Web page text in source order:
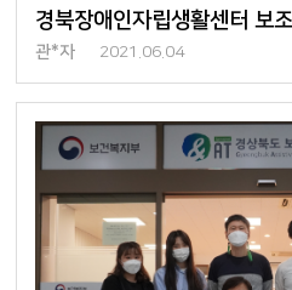
관*자 2021.06.04